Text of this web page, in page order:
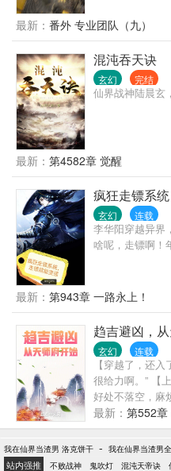
最新： 番外 专业团队（九）
混沌吞天诀
玄幻 完结
仙界战神陆晨玄
最新： 第4582章 觉醒
疯狂走镖系
玄幻 连载
李华阳穿越异界
啥呢，走镖啊！
最新： 第943章 一路永上！
趋吉避凶，
玄幻 连载
【穿越了，还
很给力啊。” 【
好处不落空，麻
最新： 第552章
我在仙界当渣男 洛克饼干 - 我在仙界当渣男
站内强推 不败战神 鬼吹灯 混沌天帝诀